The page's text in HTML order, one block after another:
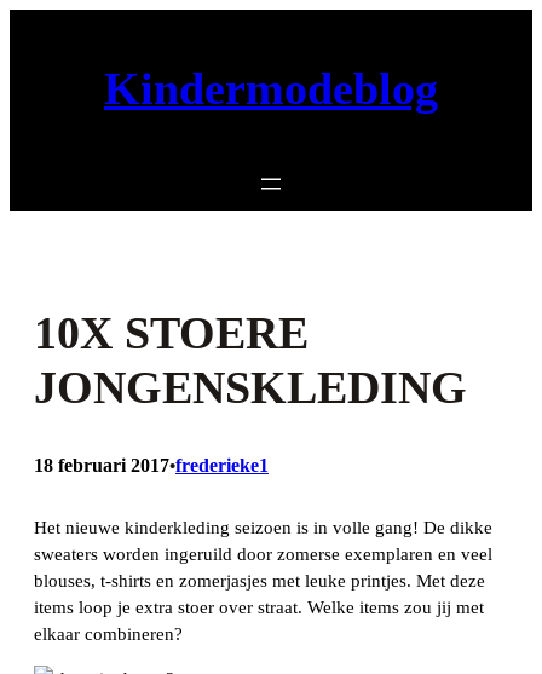
Kindermodeblog
10X STOERE
JONGENSKLEDING
18 februari 2017•frederieke1
Het nieuwe kinderkleding seizoen is in volle gang! De dikke
sweaters worden ingeruild door zomerse exemplaren en veel
blouses, t-shirts en zomerjasjes met leuke printjes. Met deze
items loop je extra stoer over straat. Welke items zou jij met
elkaar combineren?